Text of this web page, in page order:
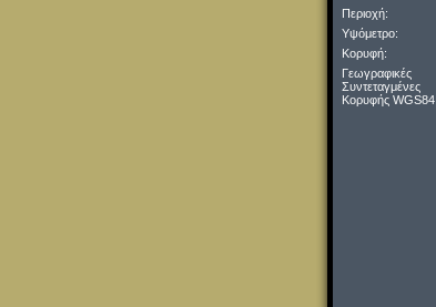
Περιοχή:
Υψόμετρο:
Κορυφή:
Γεωγραφικές
Συντεταγμένες
Κορυφής WGS84